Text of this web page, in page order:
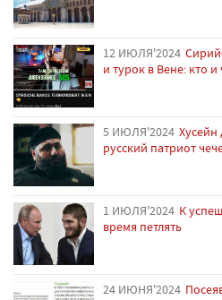
12 ИЮЛЯ'2024
и турок в Вене: кто и
5 ИЮЛЯ'2024
русский патриот
1 ИЮЛЯ'2024 К
время петлять
24 ИЮНЯ'2024